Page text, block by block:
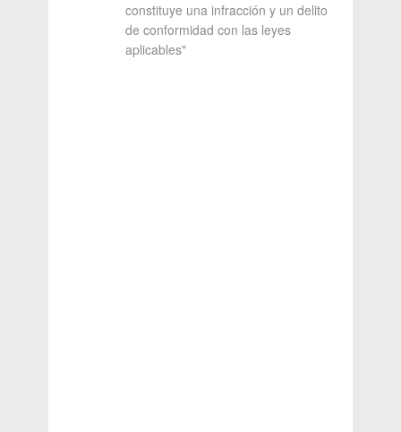
constituye una infracción y un delito
de conformidad con las leyes
aplicables"